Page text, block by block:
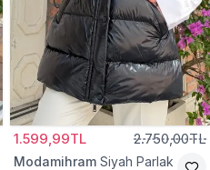
1.599,99TL 2.750,00TL
Modamihram Siyah Parlak